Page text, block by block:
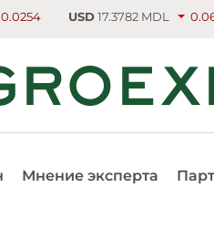
USD 17.3782 MDL 0.0606
Мнение эксперта